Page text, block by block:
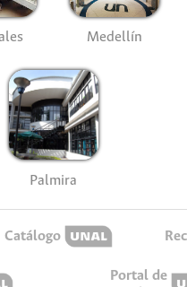
Medellín
Palmira
Catálogo
Portal de